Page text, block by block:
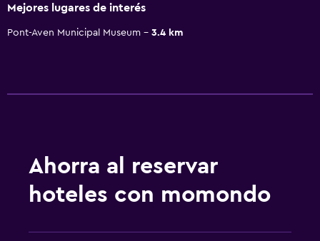
Mejores lugares de interés
Pont-Aven Municipal Museum 3.4 km
Ahorra al reservar
hoteles con momondo